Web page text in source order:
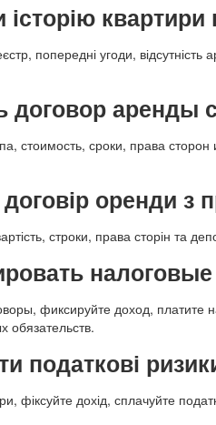
історію
попередні угоди,
договор аренды
стоимость, сроки, права
оренди з
строки, права сторін та
фиксируйте доход, платите
обязательств.
податкові
фіксуйте дохід, сплачуйте